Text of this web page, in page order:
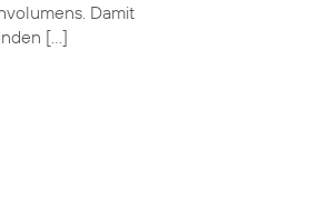
Damit
[…]